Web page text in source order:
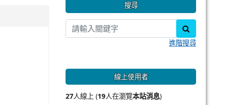
搜尋
進階搜尋
線上使用者
27人線上 (19人在瀏覽本站消息)